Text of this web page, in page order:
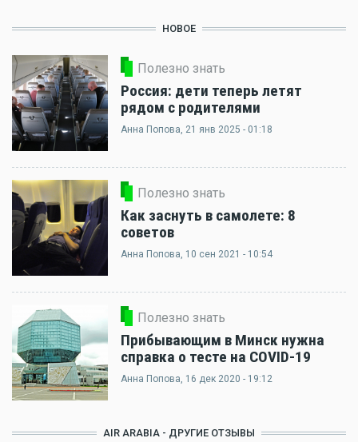
НОВОЕ
Полезно знать
Россия: дети теперь летят
рядом с родителями
Анна Попова, 21 янв 2025 - 01:18
Полезно знать
Как заснуть в самолете: 8
советов
Анна Попова, 10 сен 2021 - 10:54
Полезно знать
Прибывающим в Минск нужна
справка о тесте на COVID-19
Анна Попова, 16 дек 2020 - 19:12
AIR ARABIA - ДРУГИЕ ОТЗЫВЫ